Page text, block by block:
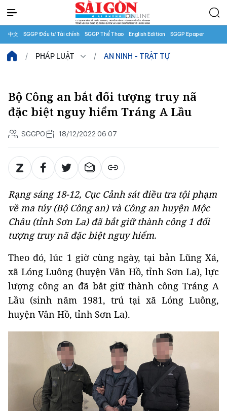
中文 SGGP Đầu tư Tài chính SGGP Thể Thao English Edition SGGP Epaper
PHÁP LUẬT AN NINH - TRẬT TỰ
Bộ Công an bắt đối tượng truy nã
đặc biệt nguy hiểm Tráng A Lầu
SGGPO 18/12/2022 06:07
Rạng sáng 18-12, Cục Cảnh sát điều tra tội phạm
về ma túy (Bộ Công an) và Công an huyện Mộc
Châu (tỉnh Sơn La) đã bắt giữ thành công 1 đối
tượng truy nã đặc biệt nguy hiểm.
Theo đó, lúc 1 giờ cùng ngày, tại bản Lũng Xá,
xã Lóng Luông (huyện Vân Hồ, tỉnh Sơn La), lực
lượng công an đã bắt giữ thành công Tráng A
Lầu (sinh năm 1981, trú tại xã Lóng Luông,
huyện Vân Hồ, tỉnh Sơn La).